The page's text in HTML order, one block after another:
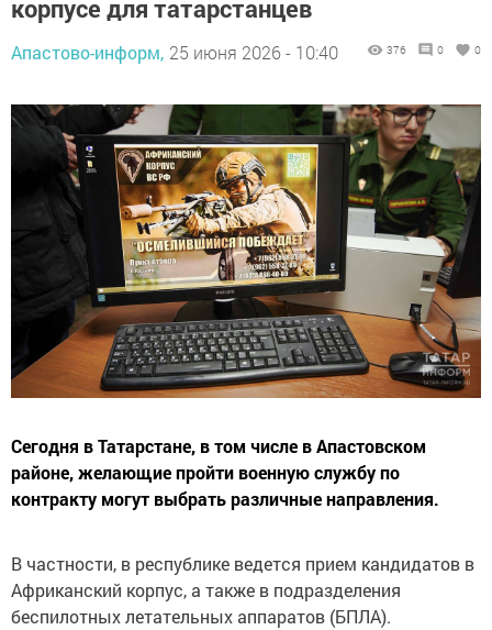
корпусе для татарстанцев
Апастово-информ, 25 июня 2026 - 10:40 376 0 0
Сегодня в Татарстане, в том числе в Апастовском
районе, желающие пройти военную службу по
контракту могут выбрать различные направления.
В частности, в республике ведется прием кандидатов в
Африканский корпус, а также в подразделения
беспилотных летательных аппаратов (БПЛА).